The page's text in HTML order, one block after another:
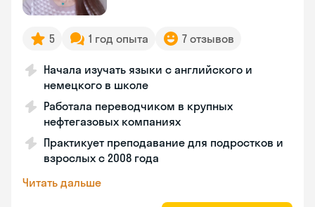
5 1 год опыта 7 отзывов
Начала изучать языки с английского и
немецкого в школе
Работала переводчиком в крупных
нефтегазовых компаниях
Практикует преподавание для подростков и
взрослых с 2008 года
Читать дальше